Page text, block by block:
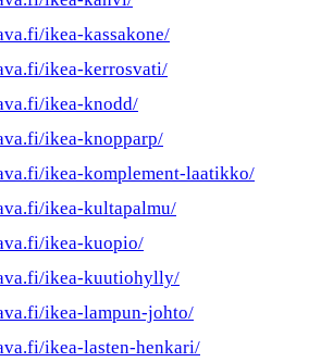
ikea-kassakone/
ikea-kerrosvati/
ikea-knodd/
ikea-knopparp/
ikea-komplement-laatikko/
ikea-kultapalmu/
ikea-kuopio/
ikea-kuutiohylly/
ikea-lampun-johto/
ikea-lasten-henkari/